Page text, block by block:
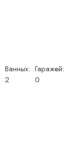
Ванных:
2
Гаражей:
0